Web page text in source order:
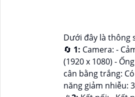
Dưới đây là thông
🔄 1: Camera: -
(1920 x 1080) -
cân bằng trắng:
năng giảm nhiễu: